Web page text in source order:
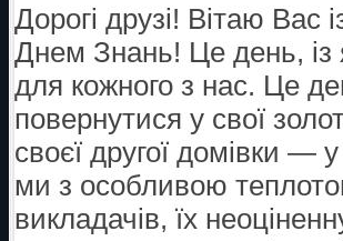
Дорогі друзі! Вітаю
Днем Знань! Це день, із
для кожного з нас. Це
повернутися у свої
своєї другої домівки
ми з особливою
викладачів, їх